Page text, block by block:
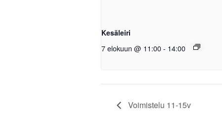
Kesäleiri
7 elokuun @ 11:00- 14:00
Voimistelu 11-15v